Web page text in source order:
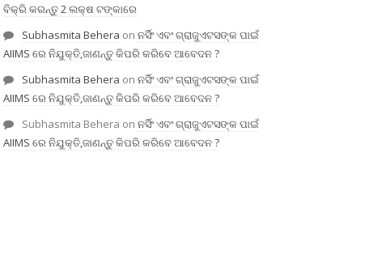
ବିକ୍ରି କରନ୍ତୁ 2 ଲକ୍ଷ ଟଙ୍କାରେ
Subhasmita Behera on ନର୍ସିଂ ଏବଂ ଗ୍ରାଜୁଏଟସଙ୍କ ପାଇଁ
AIIMS ରେ ନିଯୁକ୍ତି,ଜାଣନ୍ତୁ କିପରି କରିବେ ଆବେଦନ ?
Subhasmita Behera on ନର୍ସିଂ ଏବଂ ଗ୍ରାଜୁଏଟସଙ୍କ ପାଇଁ
AIIMS ରେ ନିଯୁକ୍ତି,ଜାଣନ୍ତୁ କିପରି କରିବେ ଆବେଦନ ?
Subhasmita Behera on ନର୍ସିଂ ଏବଂ ଗ୍ରାଜୁଏଟସଙ୍କ ପାଇଁ
AIIMS ରେ ନିଯୁକ୍ତି,ଜାଣନ୍ତୁ କିପରି କରିବେ ଆବେଦନ ?